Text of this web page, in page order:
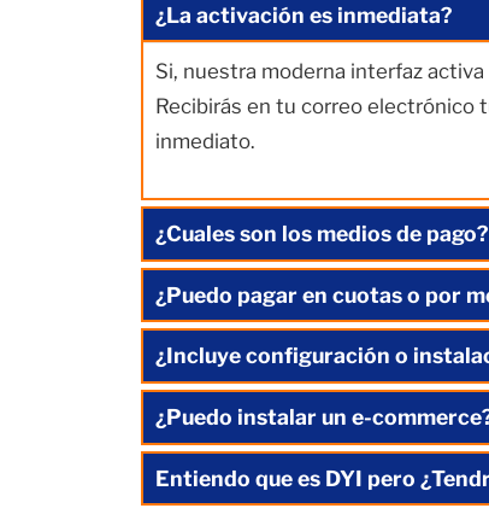
¿La activación es inmediata?
Si, nuestra moderna interfaz
Recibirás en tu correo electrónico
inmediato.
¿Cuales son los medios de pago?
¿Puedo pagar en cuotas o por
¿Incluye configuración o
¿Puedo instalar un e-
Entiendo que es DYI pero